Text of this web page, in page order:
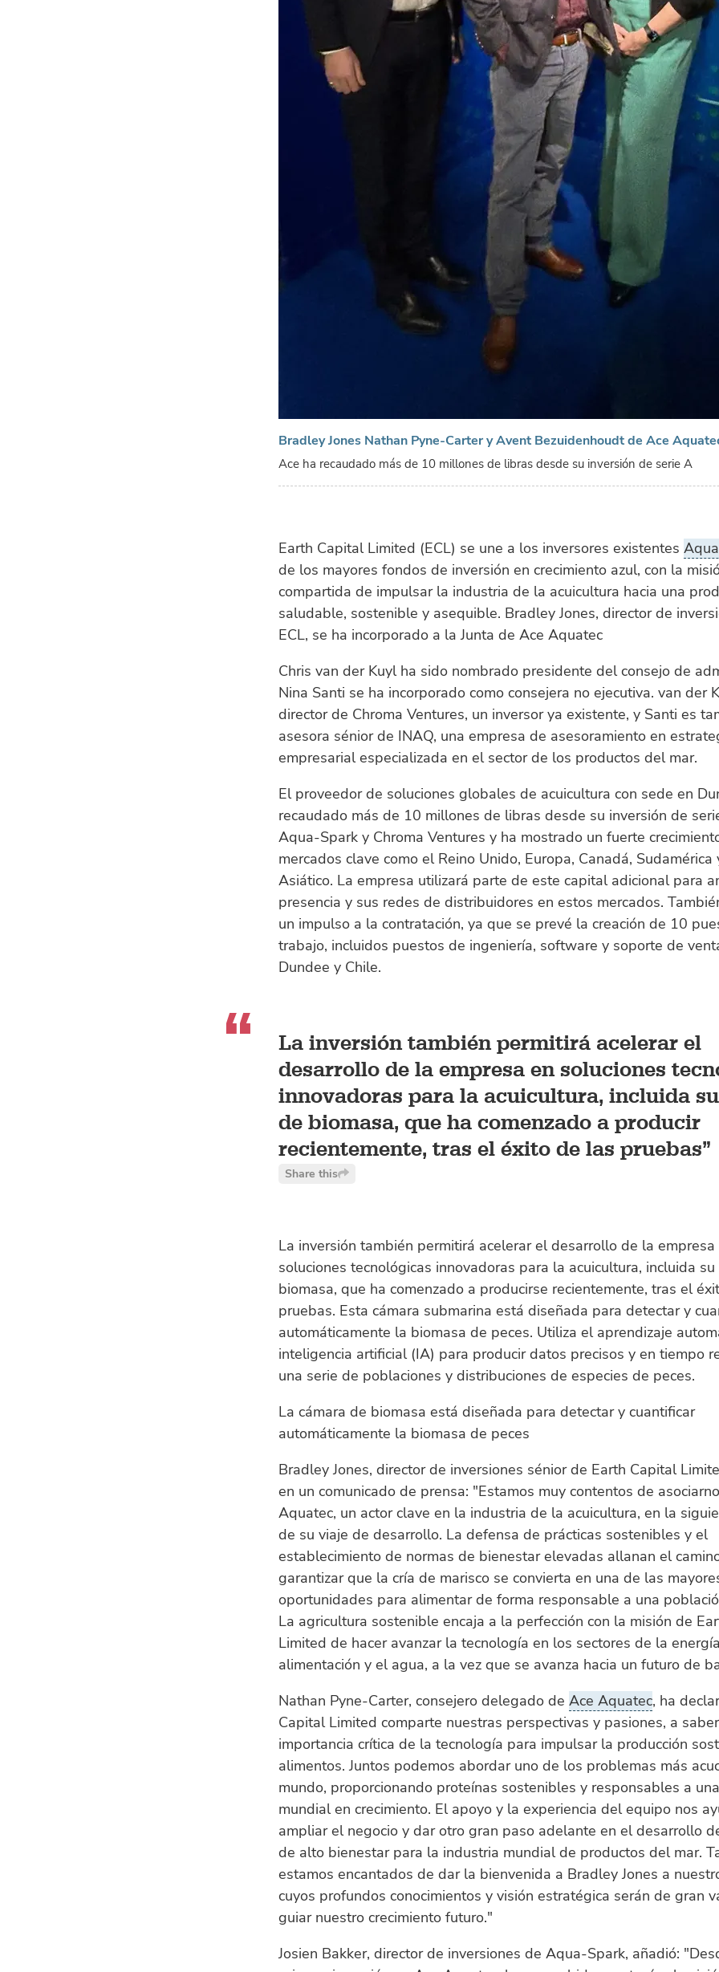
Bradley Jones Nathan Pyne-Carter y Avent Bezuidenhoudt de Ace
Ace ha recaudado más de 10 millones de libras desde su inversión de serie A
Earth Capital Limited (ECL) se une a los inversores existentes
de los mayores fondos de inversión en crecimiento azul, con la
compartida de impulsar la industria de la acuicultura hacia una
saludable, sostenible y asequible. Bradley Jones, director de
ECL, se ha incorporado a la Junta de Ace Aquatec
Chris van der Kuyl ha sido nombrado presidente del consejo de
Nina Santi se ha incorporado como consejera no ejecutiva. van der
director de Chroma Ventures, un inversor ya existente, y Santi es
asesora sénior de INAQ, una empresa de asesoramiento en
empresarial especializada en el sector de los productos del mar.
El proveedor de soluciones globales de acuicultura con sede en
recaudado más de 10 millones de libras desde su inversión de
Aqua-Spark y Chroma Ventures y ha mostrado un fuerte
mercados clave como el Reino Unido, Europa, Canadá,
Asiático. La empresa utilizará parte de este capital adicional para
presencia y sus redes de distribuidores en estos mercados.
un impulso a la contratación, ya que se prevé la creación de 10
trabajo, incluidos puestos de ingeniería, software y soporte de
Dundee y Chile.
La inversión también permitirá acelerar el
desarrollo de la empresa en soluciones
innovadoras para la acuicultura, incluida
de biomasa, que ha comenzado a producir
recientemente, tras el éxito de las pruebas
Share this
La inversión también permitirá acelerar el desarrollo de la empresa
soluciones tecnológicas innovadoras para la acuicultura, incluida
biomasa, que ha comenzado a producirse recientemente, tras el
pruebas. Esta cámara submarina está diseñada para detectar y
automáticamente la biomasa de peces. Utiliza el aprendizaje
inteligencia artificial (IA) para producir datos precisos y en tiempo
una serie de poblaciones y distribuciones de especies de peces.
La cámara de biomasa está diseñada para detectar y cuantificar
automáticamente la biomasa de peces
Bradley Jones, director de inversiones sénior de Earth Capital
en un comunicado de prensa: "Estamos muy contentos de
Aquatec, un actor clave en la industria de la acuicultura, en la
de su viaje de desarrollo. La defensa de prácticas sostenibles y el
establecimiento de normas de bienestar elevadas allanan el
garantizar que la cría de marisco se convierta en una de las
oportunidades para alimentar de forma responsable a una
La agricultura sostenible encaja a la perfección con la misión de
Limited de hacer avanzar la tecnología en los sectores de la
alimentación y el agua, a la vez que se avanza hacia un futuro de
Nathan Pyne-Carter, consejero delegado de Ace Aquatec, ha
Capital Limited comparte nuestras perspectivas y pasiones, a
importancia crítica de la tecnología para impulsar la producción
alimentos. Juntos podemos abordar uno de los problemas más
mundo, proporcionando proteínas sostenibles y responsables a
mundial en crecimiento. El apoyo y la experiencia del equipo nos
ampliar el negocio y dar otro gran paso adelante en el desarrollo
de alto bienestar para la industria mundial de productos del mar.
estamos encantados de dar la bienvenida a Bradley Jones a
cuyos profundos conocimientos y visión estratégica serán de gran
guiar nuestro crecimiento futuro."
Josien Bakker, director de inversiones de Aqua-Spark, añadió: